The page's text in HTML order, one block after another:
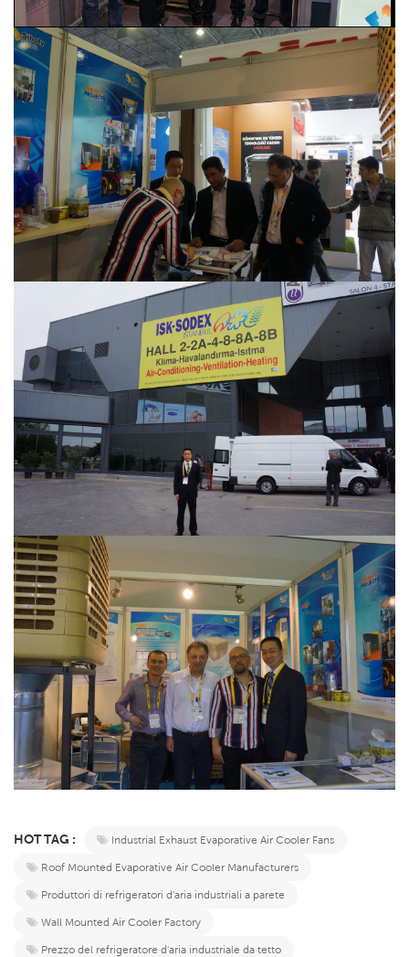
HOT TAG :
Industrial Exhaust Evaporative Air Cooler Fans
Roof Mounted Evaporative Air Cooler Manufacturers
Produttori di refrigeratori d'aria industriali a parete
Wall Mounted Air Cooler Factory
Prezzo del refrigeratore d'aria industriale da tetto